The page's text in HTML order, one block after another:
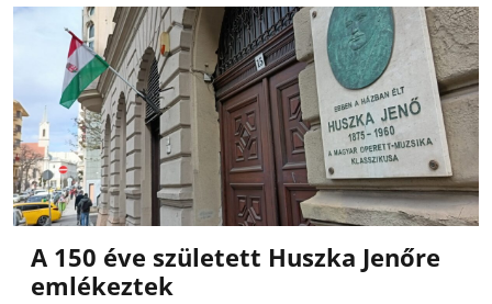
A 150 éve született Huszka Jenőre
emlékeztek